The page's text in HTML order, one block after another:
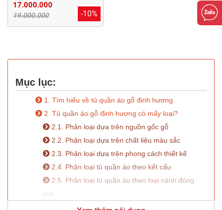
17.000.000
19.000.000 -10%
Mục lục:
1. Tìm hiểu về tủ quần áo gỗ đinh hương
2. Tủ quần áo gỗ đinh hương có mấy loại?
2.1. Phân loại dựa trên nguồn gốc gỗ
2.2. Phân loại dựa trên chất liệu màu sắc
2.3. Phân loại dựa trên phong cách thiết kế
2.4. Phân loại tủ quần áo theo kết cấu
2.5. Phân loại tủ quần áo theo loại cánh đóng
mở
3. Tủ quần áo gỗ đinh hương có tốt không? Vì sao